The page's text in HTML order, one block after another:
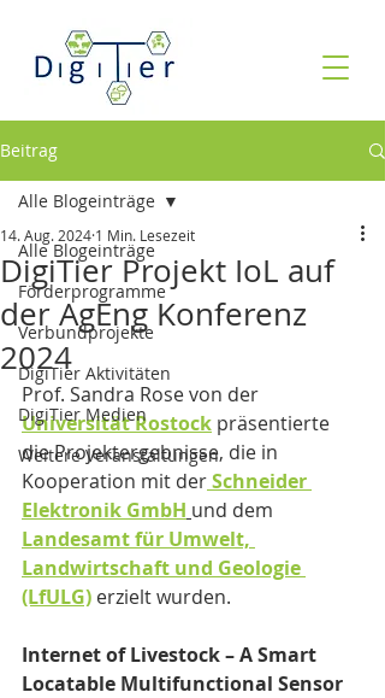
Beitrag
Alle Blogeinträge
Förderprogramme
Verbundprojekte
DigiTier Aktivitäten
DigiTier Medien
Weitere Veranstaltungen
Alle Blogeinträge
DigiTier Projekt IoL auf
der AgEng Konferenz
2024
14. Aug. 2024 1 Min. Lesezeit
Prof. Sandra Rose von der
Universität Rostock präsentierte
die Projektergebnisse, die in
Kooperation mit der Schneider
Elektronik GmbH und dem
Landesamt für Umwelt,
Landwirtschaft und Geologie
(LfULG) erzielt wurden.
Internet of Livestock – A Smart
Locatable Multifunctional Sensor